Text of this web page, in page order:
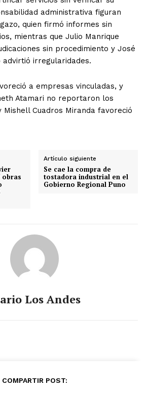
administrativa figuran
quien firmó informes sin
mientras que Julio Manrique
sin procedimiento y José
advirtió irregularidades.
a empresas vinculadas, y
Atamari no reportaron los
Cuadros Miranda favoreció
obras
Artículo siguiente
Se cae la compra de
tostadora industrial en el
Gobierno Regional Puno
Los Andes
COMPARTIR POST: